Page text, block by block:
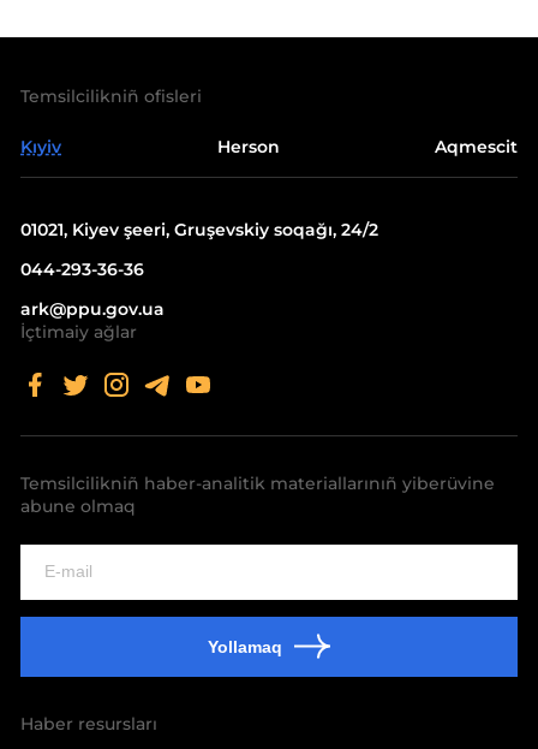
Temsilcilikniñ ofisleri
Kıyiv Herson Aqmescit
01021, Kiyev şeeri, Gruşevskiy soqağı, 24/2
044-293-36-36
ark@ppu.gov.ua
İçtimaiy ağlar
Temsilcilikniñ haber-analitik materiallarınıñ yiberüvine
abune olmaq
Yollamaq
Haber resursları